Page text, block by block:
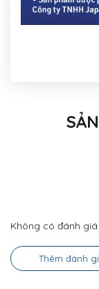
Không có đánh
Thêm đánh